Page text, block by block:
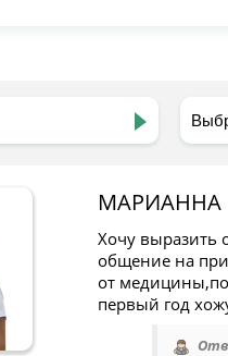
МАРИАННА
Хочу выразить
общение на
от
первый год